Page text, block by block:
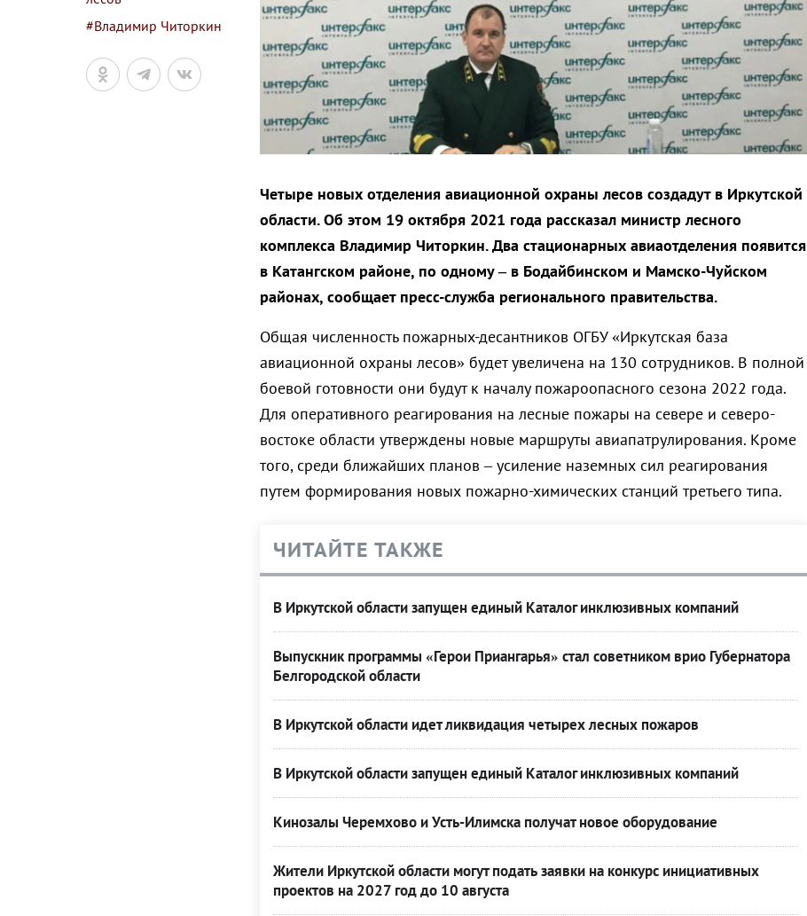
#Владимир Читоркин
Четыре новых отделения авиационной охраны лесов создадут в Иркутской
области. Об этом 19 октября 2021 года рассказал министр лесного
комплекса Владимир Читоркин. Два стационарных авиаотделения появится
в Катангском районе, по одному – в Бодайбинском и Мамско-Чуйском
районах, сообщает пресс-служба регионального правительства.
Общая численность пожарных-десантников ОГБУ «Иркутская база
авиационной охраны лесов» будет увеличена на 130 сотрудников. В полной
боевой готовности они будут к началу пожароопасного сезона 2022 года.
Для оперативного реагирования на лесные пожары на севере и северо-
востоке области утверждены новые маршруты авиапатрулирования. Кроме
того, среди ближайших планов – усиление наземных сил реагирования
путем формирования новых пожарно-химических станций третьего типа.
ЧИТАЙТЕ ТАКЖЕ
В Иркутской области запущен единый Каталог инклюзивных компаний
Выпускник программы «Герои Приангарья» стал советником врио Губернатора
Белгородской области
В Иркутской области идет ликвидация четырех лесных пожаров
В Иркутской области запущен единый Каталог инклюзивных компаний
Кинозалы Черемхово и Усть-Илимска получат новое оборудование
Жители Иркутской области могут подать заявки на конкурс инициативных
проектов на 2027 год до 10 августа